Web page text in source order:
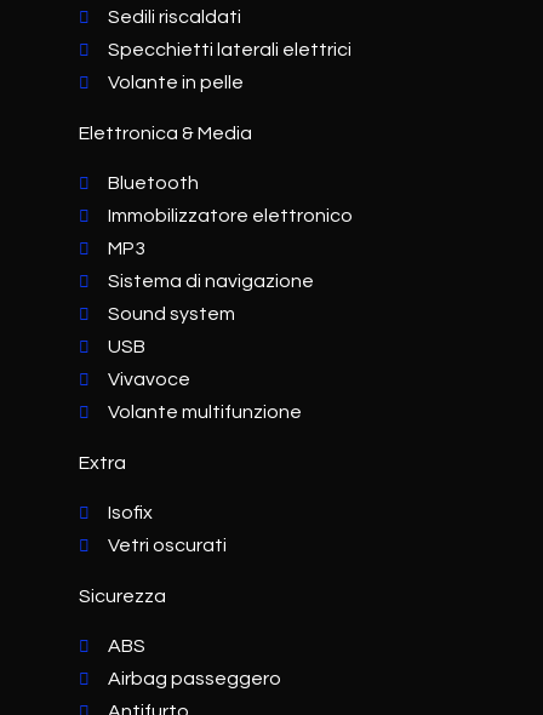
Sedili riscaldati
Specchietti laterali elettrici
Volante in pelle
Elettronica & Media
Bluetooth
Immobilizzatore elettronico
MP3
Sistema di navigazione
Sound system
USB
Vivavoce
Volante multifunzione
Extra
Isofix
Vetri oscurati
Sicurezza
ABS
Airbag passeggero